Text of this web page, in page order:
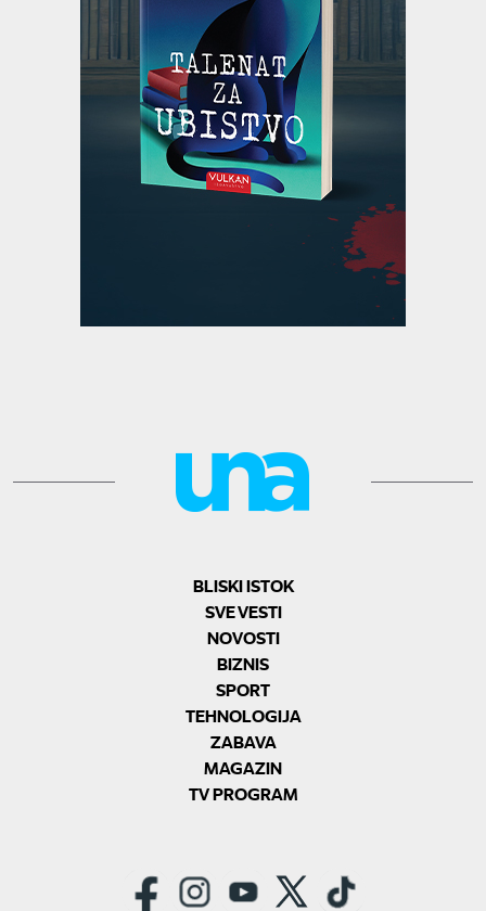
BLISKI ISTOK
SVE VESTI
NOVOSTI
BIZNIS
SPORT
TEHNOLOGIJA
ZABAVA
MAGAZIN
TV PROGRAM